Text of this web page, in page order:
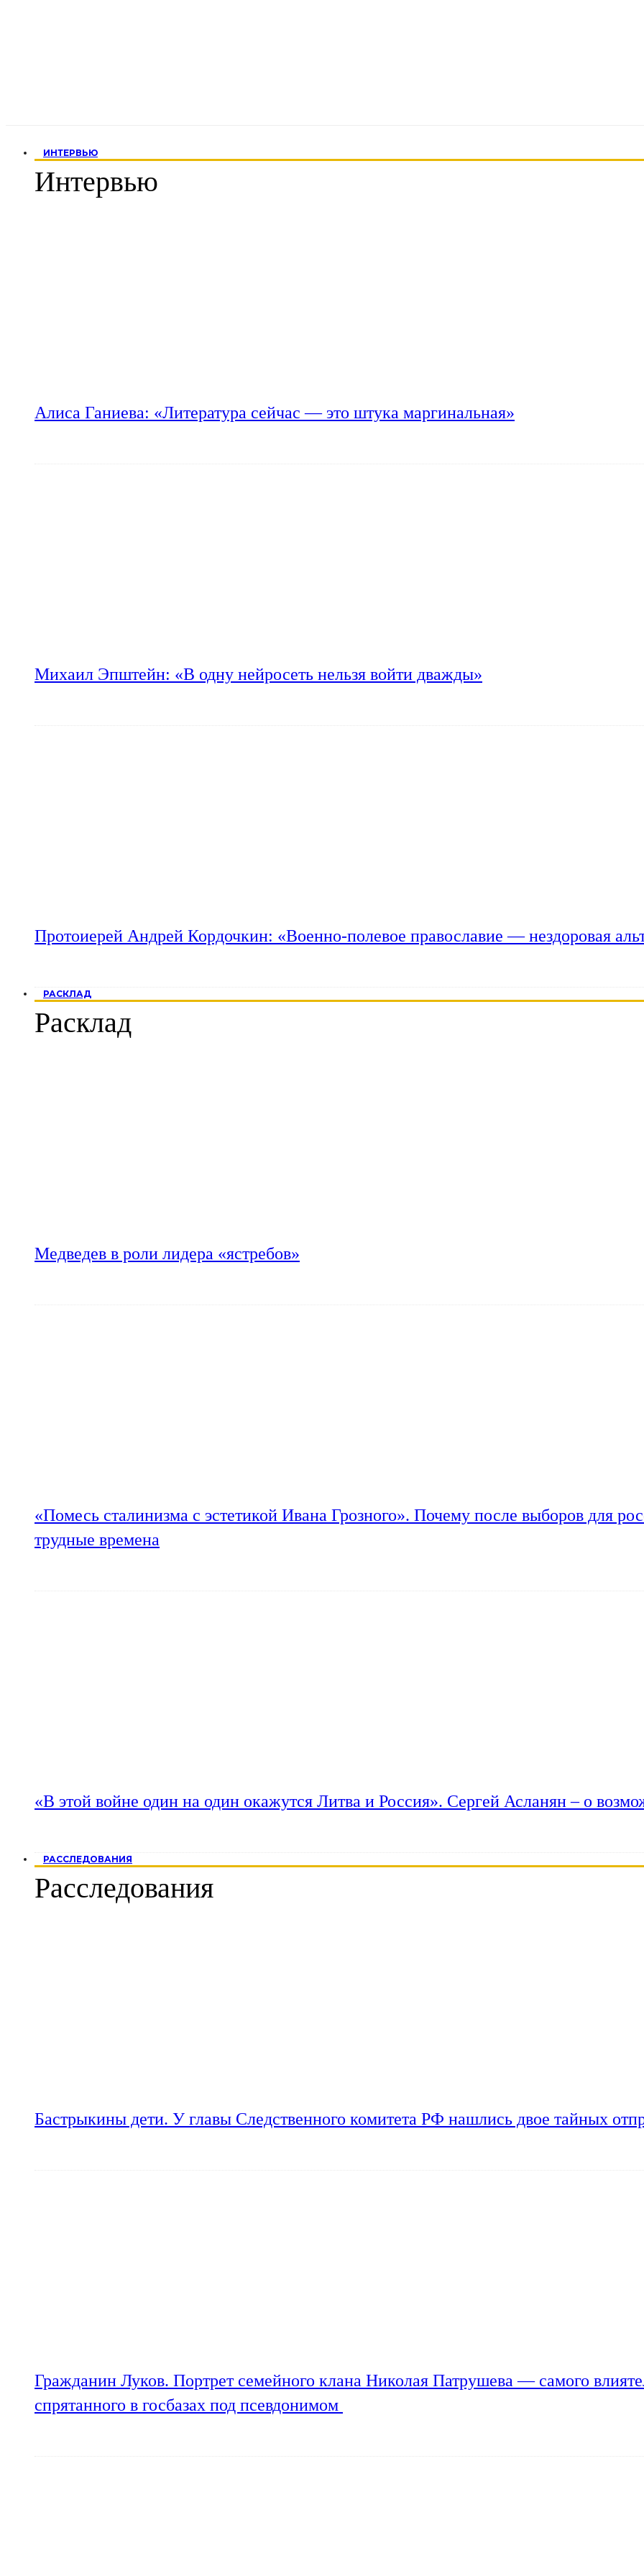
ИНТЕРВЬЮ
Интервью
Алиса Ганиева: «Литература сейчас — это штука маргинальная»
Михаил Эпштейн: «В одну нейросеть нельзя войти дважды»
Протоиерей Андрей Кордочкин: «Военно-полевое православие — нездоровая
РАСКЛАД
Расклад
Медведев в роли лидера «ястребов»
«Помесь сталинизма с эстетикой Ивана Грозного». Почему после выборов для
трудные времена
«В этой войне один на один окажутся Литва и Россия». Сергей Асланян – о
РАССЛЕДОВАНИЯ
Расследования
Бастрыкины дети. У главы Следственного комитета РФ нашлись двое тайных
Гражданин Луков. Портрет семейного клана Николая Патрушева — самого
спрятанного в госбазах под псевдонимом